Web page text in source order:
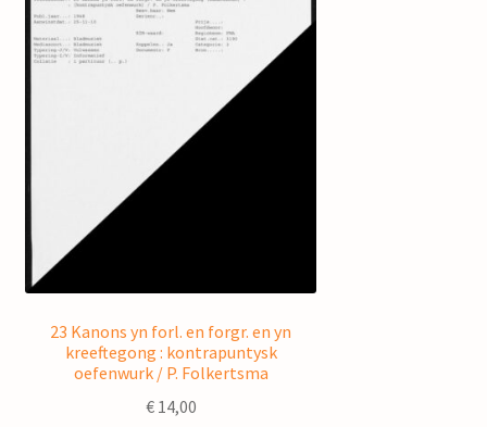
23 Kanons yn forl. en forgr. en yn
kreeftegong : kontrapuntysk
oefenwurk / P. Folkertsma
€14,00